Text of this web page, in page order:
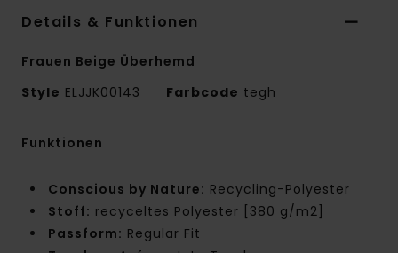
Details & Funktionen
Frauen Beige Überhemd
Style ELJJK00143 Farbcode tegh
Funktionen
Conscious by Nature: Recycling-Polyester
Stoff: recyceltes Polyester [380 g/m2]
Passform: Regular Fit